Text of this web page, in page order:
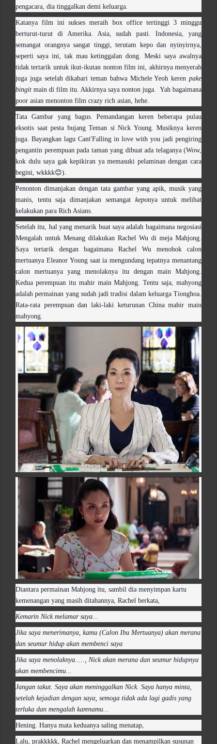
pengacara, dia tinggalkan demi keluarga.
Katanya film ini sukses meraih box office tertinggi 3 minggu
berturut-turut di Amerika. Asia, sudah pasti. Indonesia, yang
semangat orangnya sangat tinggi, terutam kepo dan nyinyirnya,
seperti saya ini, tak mau ketinggalan dong. Meski saya awalnya
tidak tertarik untuk ikut-ikutan nonton film ini, akhirnya menyerah
juga juga setelah dikabari teman bahwa Michele Yeoh keren pake
bingit main di film itu. Akkirnya saya nonton juga. Yah bagaimana
poor asian menonton film crazy rich asian, hehe.
Tata Gambar yang bagus. Pemandangan keren beberapa pulau
eksotis saat pesta bujang Teman si Nick Young. Musiknya keren
juga. Bayangkan lagu Cant'Falling in love with you jadi pengiring
pengantin perempuan pada taman yang dibuat ada telaganya (Wow,
kok dulu saya gak kepikiran ya memasuki pelaminan dengan cara
begini, wkkkk😊).
Penonton dimanjakan dengan tata gambar yang apik, musik yang
manis, tentu saja dimanjakan semangat keponya untuk melihat
kelakukan para Rich Asians.
Setelah itu, hal yang menarik buat saya adalah bagaimana negosiasi
Mengalah untuk Menang dilakukan Rachel Wu di meja Mahjong.
Saya tertarik dengan bagaimana Rachel Wu menohok calon
mertuanya Eleanor Young saat ia mengundang tepatnya menantang
calon mertuanya yang menolaknya itu dengan main Mahjong.
Kedua perempuan itu mahir main Mahjong. Tentu saja, mahyong
adalah permainan yang sudah jadi tradisi dalam keluarga Tionghoa.
Rata-rata perempuan dan laki-laki keturunan China mahir main
mahyong.
Diantara permainan Mahjong itu, sambil dia menyimpan kartu
kemenangan yang masih ditahannya, Rachel berkata,
Kemarin Nick melamar saya...
Jika saya menerimanya, kamu (Calon Ibu Mertuanya) akan merana
dan seumur hidup akan membenci saya
Jika saya menolaknya....., Nick akan merana dan seumur hidupnya
akan membencimu...
Jangan takut. Saya akan meninggalkan Nick. Saya hanya minta,
setelah kejadian dengan saya, semoga tidak ada lagi gadis yang
terluka dan mengalah karenamu...
Hening. Hanya mata keduanya saling menatap,
Lalu, prakkkkk, Rachel mengeluarkan dan menampilkan susunan